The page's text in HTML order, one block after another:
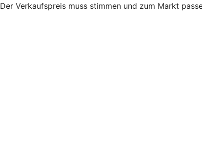
Der Verkaufspreis muss stimmen und zum Markt